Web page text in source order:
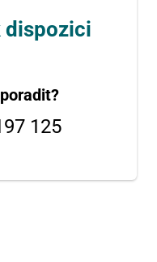
dispozici
125